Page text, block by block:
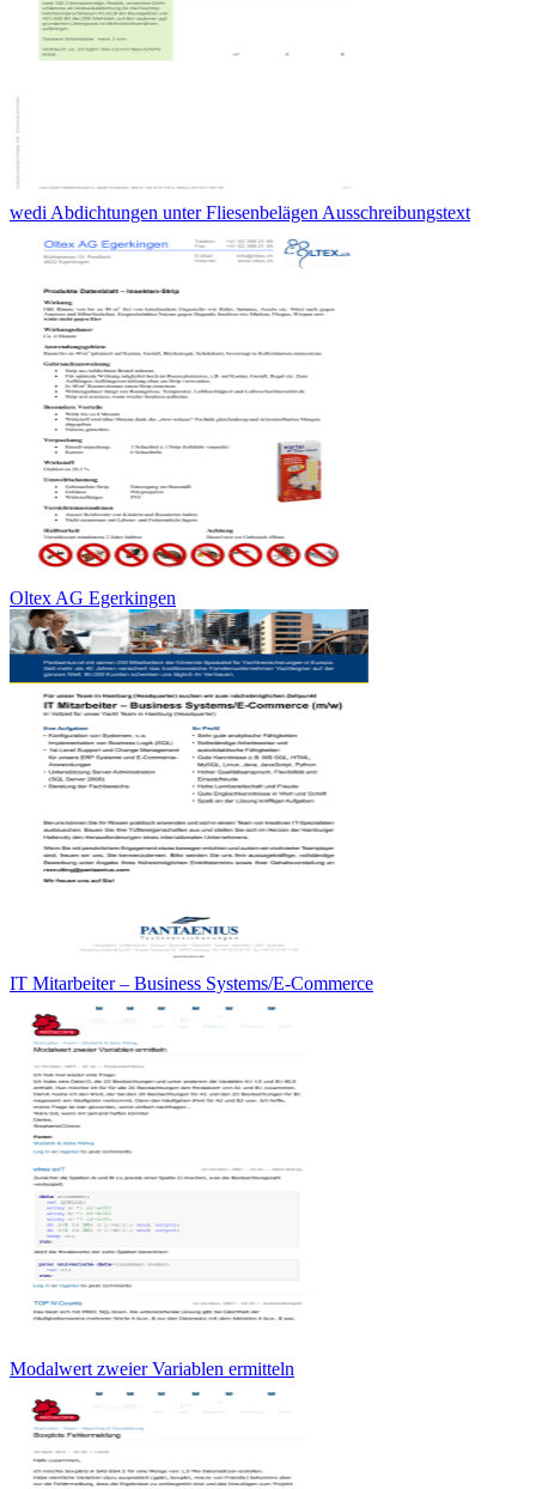
wedi Abdichtungen unter Fliesenbelägen Ausschreibungstext
Oltex AG Egerkingen
IT Mitarbeiter – Business Systems/E-Commerce
Modalwert zweier Variablen ermitteln